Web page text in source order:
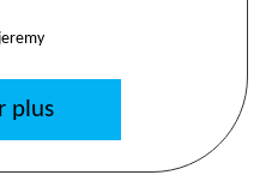
plus